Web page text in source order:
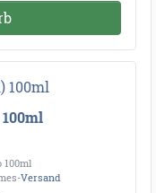
100ml
Versand